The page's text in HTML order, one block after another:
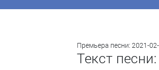
Премьера песни: 2021-
Текст песни: